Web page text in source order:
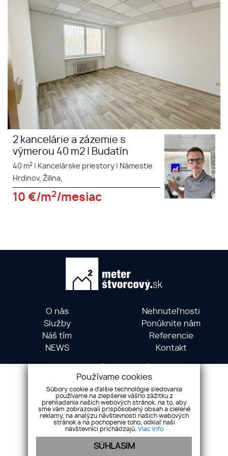
dostupnosťou vám ponúkame
40 m² kancelárskych priestorov.
2 kancelárie a zázemie s
výmerou 40 m2 | Budatín
40 m2 Kancelárske priestory
Námestie
Hrdinov, Žilina,
10 €/m2/mesiac
O nás
Služby
Náš tím
NEWS
Nehnuteľnosti
Ponúknite nám
Referencie
Kontakt
Hollého 5, 01001 Žilina
+421 903 735 556
info@meterstvorcovy.sk
Pridajte si nás
Používame cookies
Súbory cookie a ďalšie technológie sledovania
používame na zlepšenie vášho zážitku z
prehliadania našich webových stránok, na to, aby
sme vám zobrazovali prispôsobený obsah a cielené
reklamy, na analýzu návštevnosti našich webových
stránok a na pochopenie toho, odkiaľ naši
návštevníci prichádzajú. Viac info
SÚHLASÍM